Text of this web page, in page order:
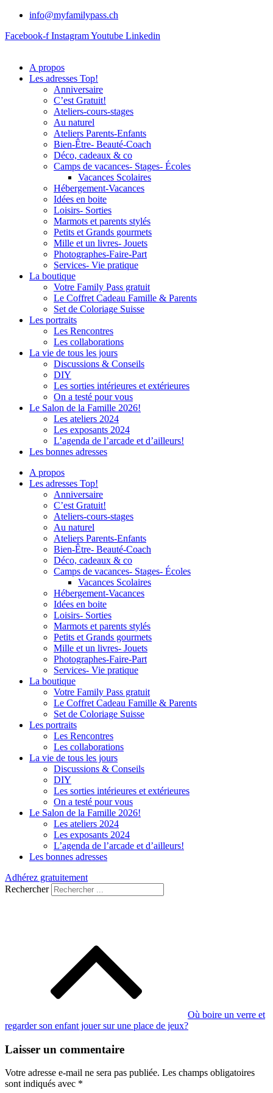
info@myfamilypass.ch
Facebook-f InstagramYoutube Linkedin
A propos
Les adresses Top!
Anniversaire
C’est Gratuit!
Ateliers-cours-stages
Au naturel
Ateliers Parents-Enfants
Bien-Être- Beauté-Coach
Déco, cadeaux & co
Camps de vacances- Stages- Écoles
Vacances Scolaires
Hébergement-Vacances
Idées en boite
Loisirs- Sorties
Marmots et parents stylés
Petits et Grands gourmets
Mille et un livres- Jouets
Photographes-Faire-Part
Services- Vie pratique
La boutique
Votre Family Pass gratuit
Le Coffret Cadeau Famille & Parents
Set de Coloriage Suisse
Les portraits
Les Rencontres
Les collaborations
La vie de tous les jours
Discussions & Conseils
DIY
Les sorties intérieures et extérieures
On a testé pour vous
Le Salon de la Famille 2026!
Les ateliers 2024
Les exposants 2024
L’agenda de l’arcade et d’ailleurs!
Les bonnes adresses
A propos
Les adresses Top!
Anniversaire
C’est Gratuit!
Ateliers-cours-stages
Au naturel
Ateliers Parents-Enfants
Bien-Être- Beauté-Coach
Déco, cadeaux & co
Camps de vacances- Stages- Écoles
Vacances Scolaires
Hébergement-Vacances
Idées en boite
Loisirs- Sorties
Marmots et parents stylés
Petits et Grands gourmets
Mille et un livres- Jouets
Photographes-Faire-Part
Services- Vie pratique
La boutique
Votre Family Pass gratuit
Le Coffret Cadeau Famille & Parents
Set de Coloriage Suisse
Les portraits
Les Rencontres
Les collaborations
La vie de tous les jours
Discussions & Conseils
DIY
Les sorties intérieures et extérieures
On a testé pour vous
Le Salon de la Famille 2026!
Les ateliers 2024
Les exposants 2024
L’agenda de l’arcade et d’ailleurs!
Les bonnes adresses
Adhérez gratuitement
Rechercher
Où boire un verre et
regarder son enfant jouer sur une place de jeux?
Laisser un commentaire
Votre adresse e-mail ne sera pas publiée. Les champs obligatoires
sont indiqués avec *